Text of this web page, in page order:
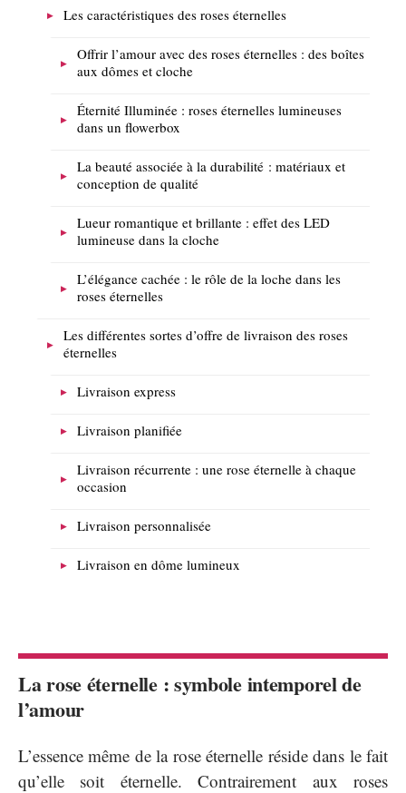
Les caractéristiques des roses éternelles
Offrir l’amour avec des roses éternelles : des boîtes
aux dômes et cloche
Éternité Illuminée : roses éternelles lumineuses
dans un flowerbox
La beauté associée à la durabilité : matériaux et
conception de qualité
Lueur romantique et brillante : effet des LED
lumineuse dans la cloche
L’élégance cachée : le rôle de la loche dans les
roses éternelles
Les différentes sortes d’offre de livraison des roses
éternelles
Livraison express
Livraison planifiée
Livraison récurrente : une rose éternelle à chaque
occasion
Livraison personnalisée
Livraison en dôme lumineux
La rose éternelle : symbole intemporel de
l’amour
L’essence même de la rose éternelle réside dans le fait
qu’elle soit éternelle. Contrairement aux roses